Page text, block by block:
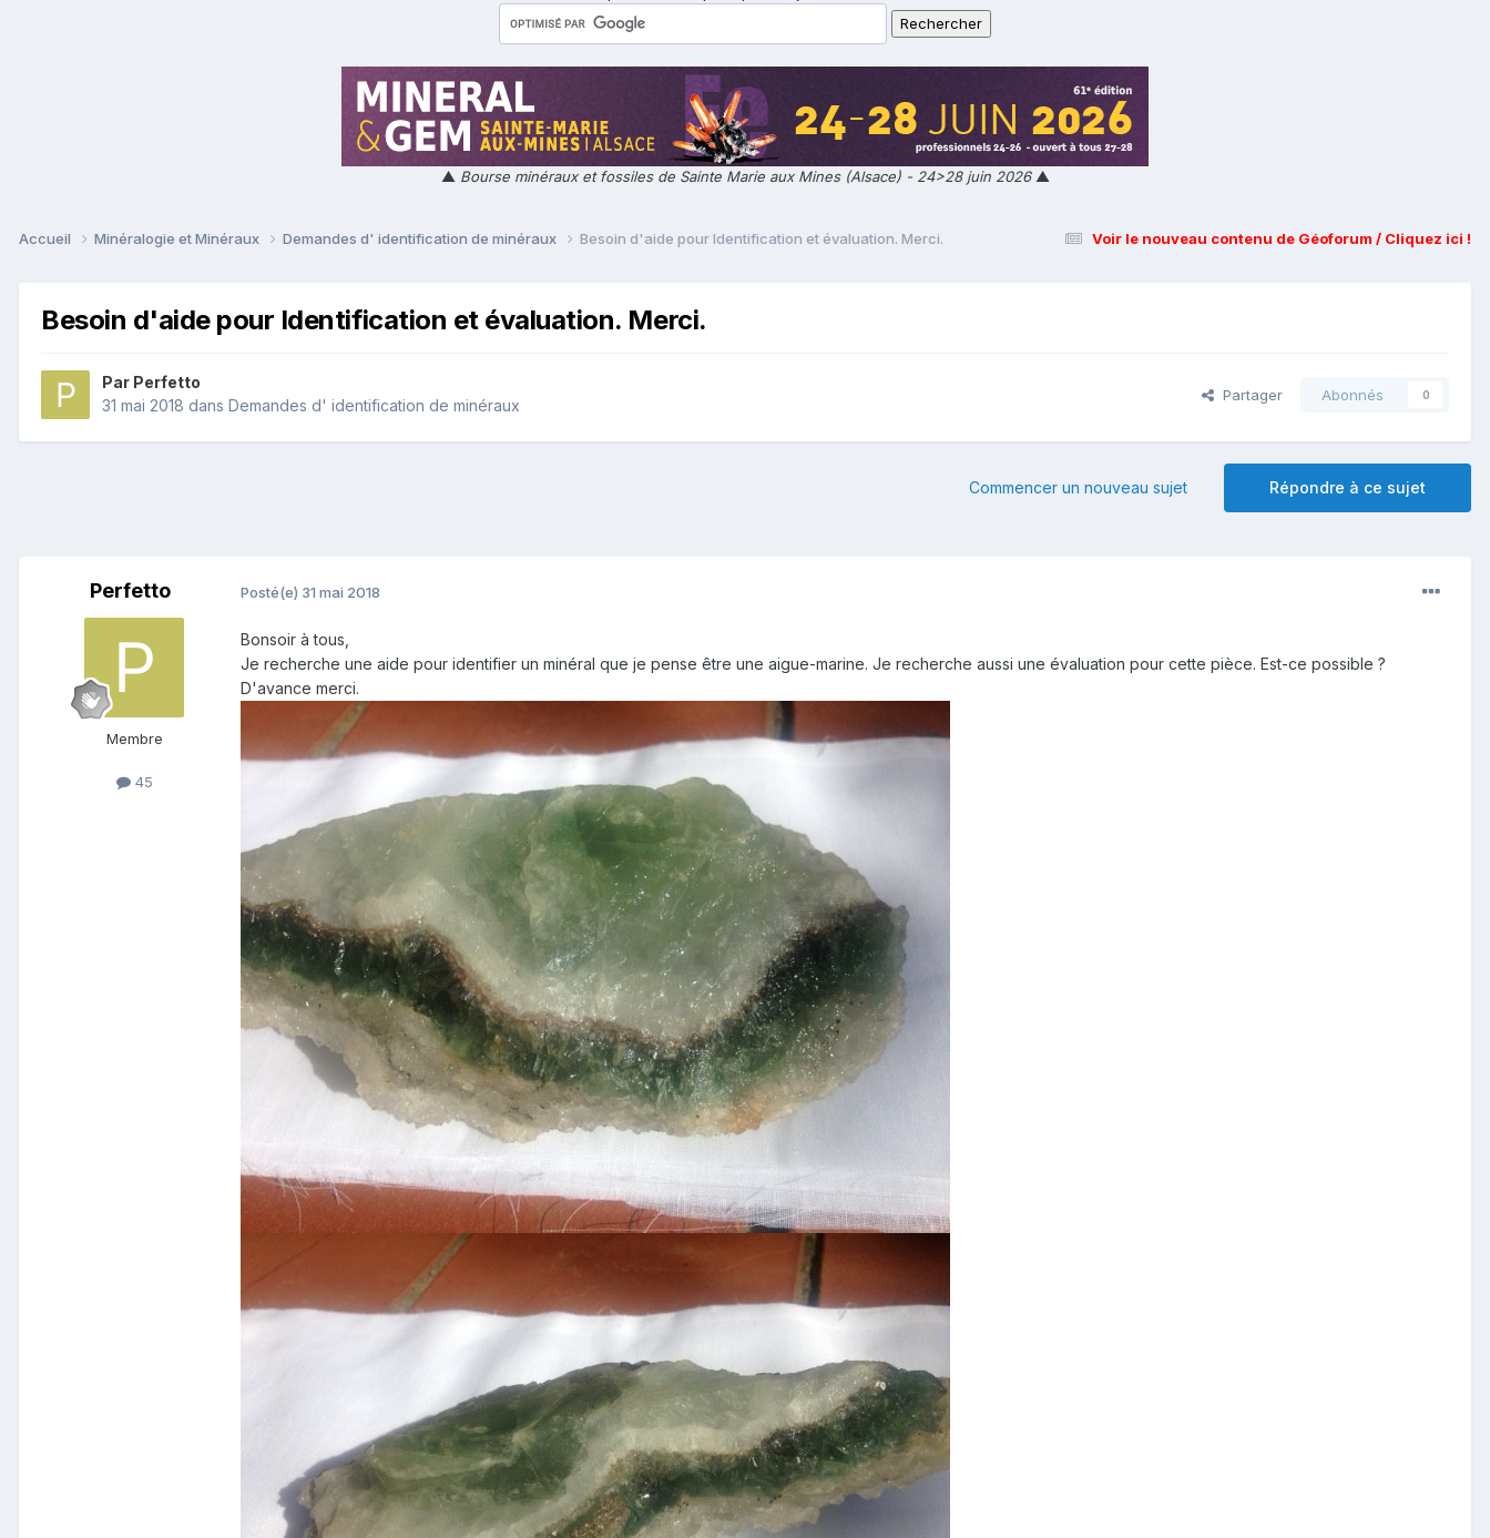
▲ Bourse minéraux et fossiles de Sainte Marie aux Mines (Alsace) - 24>28 juin 2026▲
Voir le nouveau contenu de Géoforum / Cliquez ici !
Accueil Minéralogie et Minéraux Demandes d' identification de minéraux Besoin d'aide pour Identification et évaluation. Merci.
Besoin d'aide pour Identification et évaluation. Merci.
Par Perfetto
31 mai 2018 dans Demandes d' identification de minéraux
Partager Abonnés 0
Répondre à ce sujet
Commencer un nouveau sujet
Perfetto
Membre
45
Posté(e) 31 mai 2018
Bonsoir à tous,
Je recherche une aide pour identifier un minéral que je pense être une aigue-marine. Je recherche aussi une évaluation pour cette pièce. Est-ce possible ?
D'avance merci.